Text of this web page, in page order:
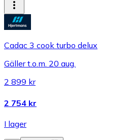
Cadac 3 cook turbo delux
Gäller t.o.m. 20 aug.
2 899 kr
2 754 kr
I lager